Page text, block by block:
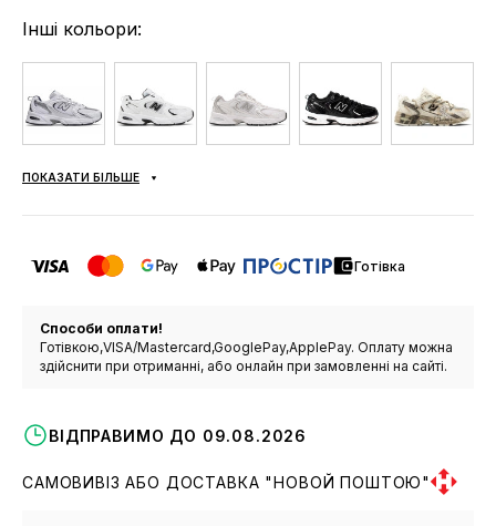
Інші кольори:
ПОКАЗАТИ БІЛЬШЕ
Готівка
Способи оплати!
Готівкою,VISA/Mastercard,GooglePay,ApplePay. Оплату можна
здійснити при отриманні, або онлайн при замовленні на сайті.
ВІДПРАВИМО ДО 09.08.2026
САМОВИВІЗ АБО ДОСТАВКА "НОВОЙ ПОШТОЮ"